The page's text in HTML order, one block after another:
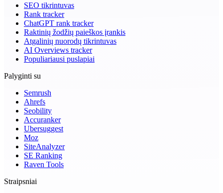
SEO tikrintuvas
Rank tracker
ChatGPT rank tracker
Raktinių žodžių paieškos įrankis
Atgalinių nuorodų tikrintuvas
AI Overviews tracker
Populiariausi puslapiai
Palyginti su
Semrush
Ahrefs
Seobility
Accuranker
Ubersuggest
Moz
SiteAnalyzer
SE Ranking
Raven Tools
Straipsniai